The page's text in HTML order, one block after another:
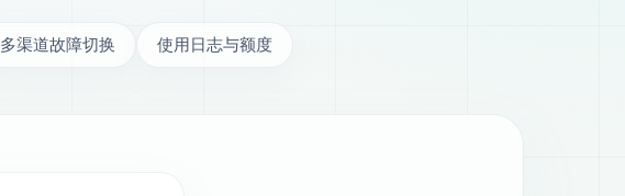
多渠道故障切换 使用日志与额度